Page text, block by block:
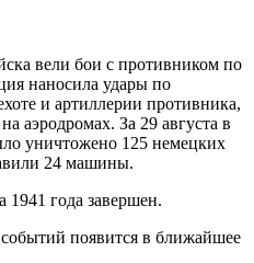
вели бои с противником по
наносила удары по
и артиллерии противника,
аэродромах. За 29 августа в
уничтожено 125 немецких
24 машины.
1941 года завершен.
появится в ближайшее